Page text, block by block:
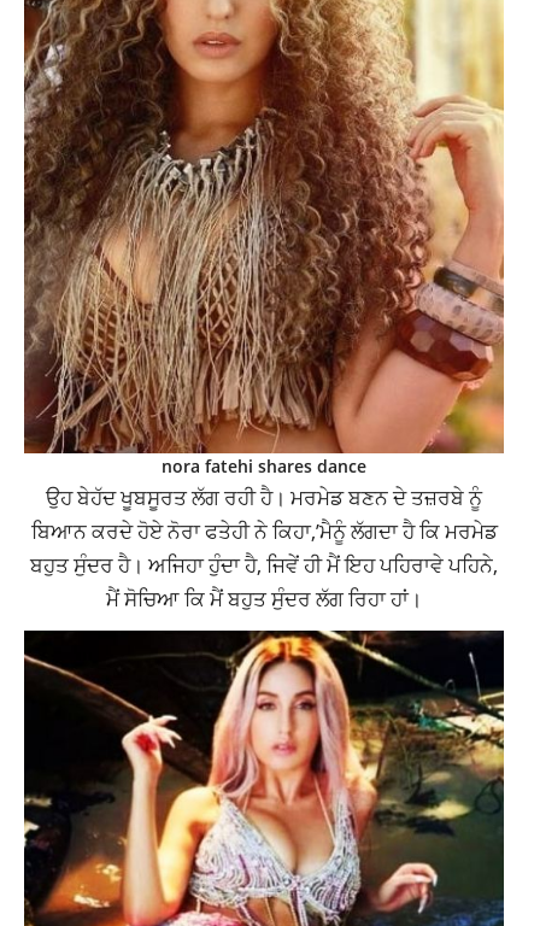
nora fatehi shares dance
ਉਹ ਬੇਹੱਦ ਖੂਬਸੂਰਤ ਲੱਗ ਰਹੀ ਹੈ। ਮਰਮੇਡ ਬਣਨ ਦੇ ਤਜ਼ਰਬੇ ਨੂੰ
ਬਿਆਨ ਕਰਦੇ ਹੋਏ ਨੋਰਾ ਫਤੇਹੀ ਨੇ ਕਿਹਾ,’ਮੈਨੂੰ ਲੱਗਦਾ ਹੈ ਕਿ ਮਰਮੇਡ
ਬਹੁਤ ਸੁੰਦਰ ਹੈ। ਅਜਿਹਾ ਹੁੰਦਾ ਹੈ, ਜਿਵੇਂ ਹੀ ਮੈਂ ਇਹ ਪਹਿਰਾਵੇ ਪਹਿਨੇ,
ਮੈਂ ਸੋਚਿਆ ਕਿ ਮੈਂ ਬਹੁਤ ਸੁੰਦਰ ਲੱਗ ਰਿਹਾ ਹਾਂ।